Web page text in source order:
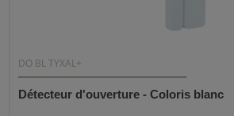
DO BL TYXAL+
Détecteur d'ouverture - Coloris blanc